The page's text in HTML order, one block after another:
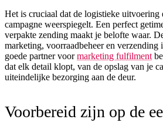
Het is cruciaal dat de logistieke
campagne weerspiegelt. Een perfect
verpakte zending maakt je belofte waar.
marketing, voorraadbeheer en verzending
goede partner voormarketing fulfilment
dat elk detail klopt, van de opslag van je
uiteindelijke bezorging aan de deur.
Voorbereid zijn op de